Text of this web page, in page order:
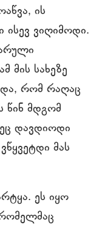
ის
ისევ ვიღიმოდი.
მის სახეზე
რომ რაღაც
წინ მდგომ
დავდიოდი
მას
ეს იყო